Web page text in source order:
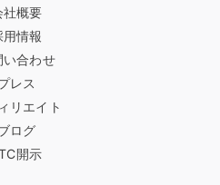
社概要
用情報
い合わせ
レス
リエイト
ログ
開示